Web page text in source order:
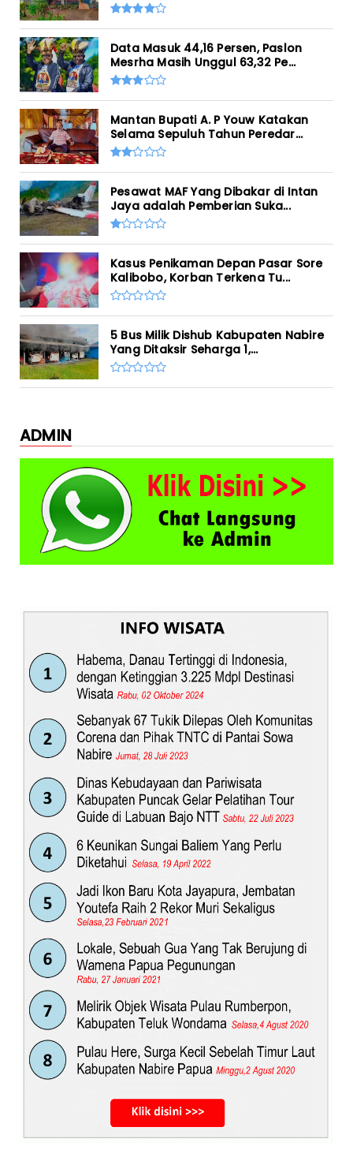
Data Masuk 44,16 Persen, Paslon
Mesrha Masih Unggul 63,32 Pe...
Mantan Bupati A. P Youw Katakan
Selama Sepuluh Tahun Peredar...
Pesawat MAF Yang Dibakar di Intan
Jaya adalah Pemberian Suka...
Kasus Penikaman Depan Pasar Sore
Kalibobo, Korban Terkena Tu...
5 Bus Milik Dishub Kabupaten Nabire
Yang Ditaksir Seharga 1,...
ADMIN